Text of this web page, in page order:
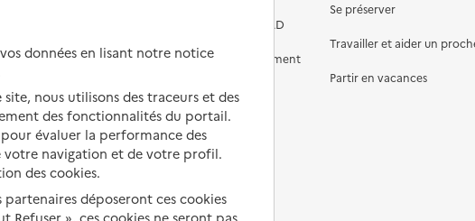
familial
de logement
Aides financières en EHPAD
Prévention, accompagnement
Comprendre les prix en
EHPAD
Droits en EHPAD
Fin de vie en EHPAD
Se préserver
Travailler et aider un
Partir en vacances
données en lisant notre notice
nous utilisons des traceurs et des
des fonctionnalités du portail.
évaluer la performance des
navigation et de votre profil.
des cookies.
déposeront ces cookies
», ces cookies ne seront pas